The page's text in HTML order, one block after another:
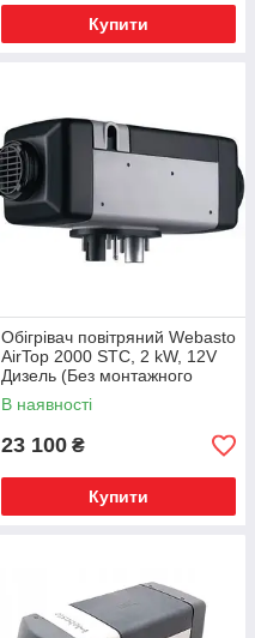
Купити
Обігрівач повітряний Webasto
AirTop 2000 STC, 2 kW, 12V
Дизель (Без монтажного
комплекту)
В наявності
23 100 ₴
Купити